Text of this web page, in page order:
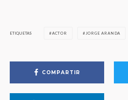
ETIQUETAS ACTOR JORGE ARANDA
COMPARTIR